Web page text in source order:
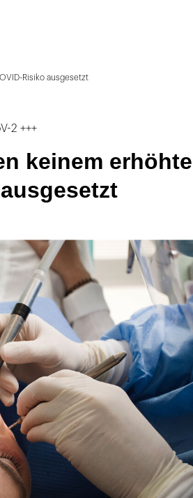
Risiko ausgesetzt
2 +++
keinem